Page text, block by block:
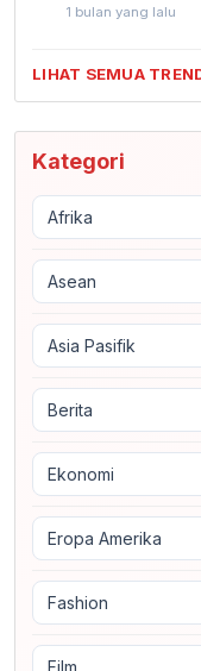
1 bulan yang lalu
LIHAT SEMUA
Kategori
Afrika
Asean
Asia Pasifik
Berita
Ekonomi
Eropa Amerika
Fashion